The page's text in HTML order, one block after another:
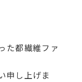
た都繊維ファ
申し上げま